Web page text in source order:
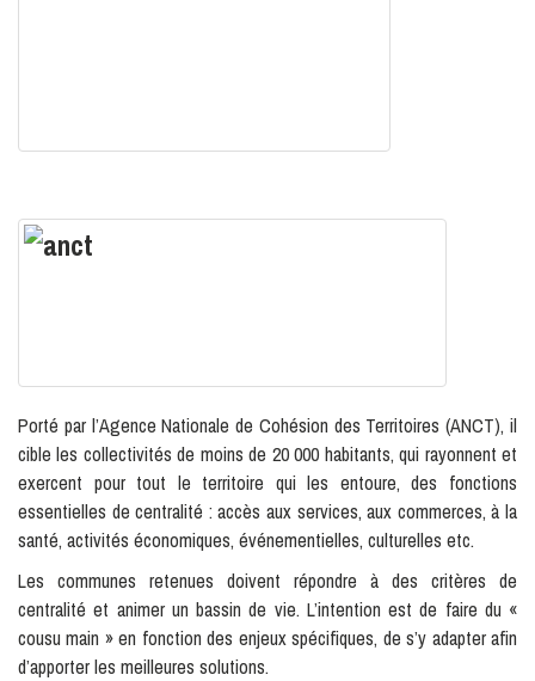
Porté par l’Agence Nationale de Cohésion des Territoires (ANCT), il
cible les collectivités de moins de 20 000 habitants, qui rayonnent et
exercent pour tout le territoire qui les entoure, des fonctions
essentielles de centralité : accès aux services, aux commerces, à la
santé, activités économiques, événementielles, culturelles etc.
Les communes retenues doivent répondre à des critères de
centralité et animer un bassin de vie. L’intention est de faire du «
cousu main » en fonction des enjeux spécifiques, de s’y adapter afin
d’apporter les meilleures solutions.